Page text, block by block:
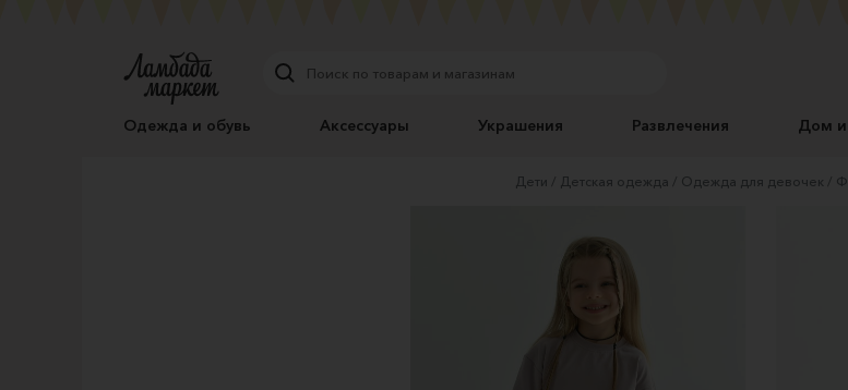
Одежда и обувь Аксессуары Украшения Развлечения Дом
Дети Детская одежда Одежда для девочек